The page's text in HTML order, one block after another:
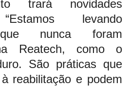
trará novidades
levando
que nunca foram
Reatech, como o
São práticas que
reabilitação e podem